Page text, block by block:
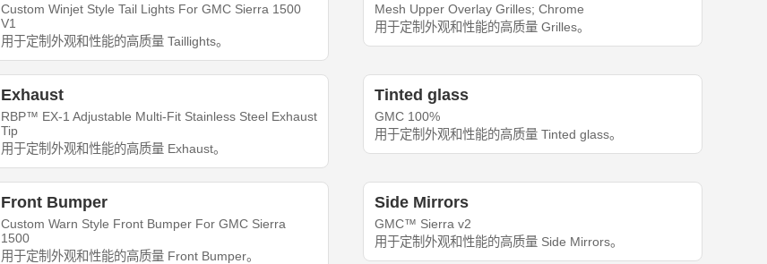
Custom Winjet Style Tail Lights For GMC Sierra 1500
V1
用于定制外观和性能的高质量 Taillights。
Mesh Upper Overlay Grilles; Chrome
用于定制外观和性能的高质量 Grilles。
Exhaust
RBP™ EX-1 Adjustable Multi-Fit Stainless Steel Exhaust
Tip
用于定制外观和性能的高质量 Exhaust。
Tinted glass
GMC 100%
用于定制外观和性能的高质量 Tinted glass。
Front Bumper
Custom Warn Style Front Bumper For GMC Sierra
1500
用于定制外观和性能的高质量 Front Bumper。
Side Mirrors
GMC™ Sierra v2
用于定制外观和性能的高质量 Side Mirrors。